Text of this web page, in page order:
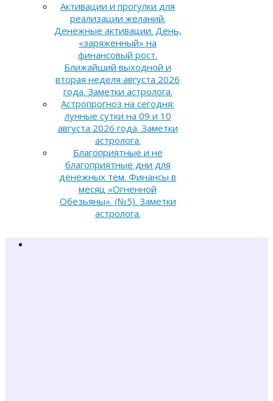
Активации и прогулки для
реализации желаний.
Денежные активации. День,
«заряженный» на
финансовый рост.
Ближайший выходной и
вторая неделя августа 2026
года. Заметки астролога.
Астропрогноз на сегодня:
лунные сутки на 09 и 10
августа 2026 года. Заметки
астролога.
Благоприятные и не
благоприятные дни для
денежных тем. Финансы в
месяц «Огненной
Обезьяны». (№5). Заметки
астролога.